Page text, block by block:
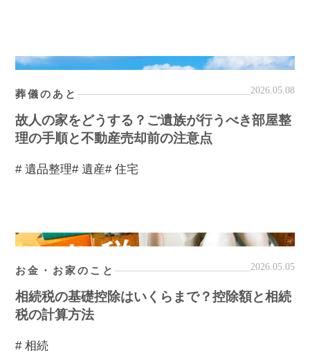
葬儀のあと 2026.05.08
故人の家をどうする？ご遺族が行うべき部屋整
理の手順と不動産売却前の注意点
# 遺品整理# 遺産# 住宅
お金・お家のこと 2026.05.05
相続税の基礎控除はいくらまで？控除額と相続
税の計算方法
# 相続